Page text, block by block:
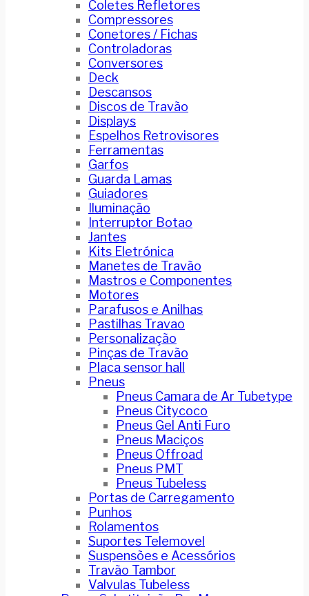
Coletes Refletores
Compressores
Conetores / Fichas
Controladoras
Conversores
Deck
Descansos
Discos de Travão
Displays
Espelhos Retrovisores
Ferramentas
Garfos
Guarda Lamas
Guiadores
Iluminação
Interruptor Botao
Jantes
Kits Eletrónica
Manetes de Travão
Mastros e Componentes
Motores
Parafusos e Anilhas
Pastilhas Travao
Personalização
Pinças de Travão
Placa sensor hall
Pneus
Pneus Camara de Ar Tubetype
Pneus Citycoco
Pneus Gel Anti Furo
Pneus Maciços
Pneus Offroad
Pneus PMT
Pneus Tubeless
Portas de Carregamento
Punhos
Rolamentos
Suportes Telemovel
Suspensões e Acessórios
Travão Tambor
Valvulas Tubeless